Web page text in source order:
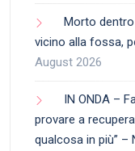
Morto
vicino alla fossa,
August 2026
IN ONDA –
provare a
qualcosa in più” –